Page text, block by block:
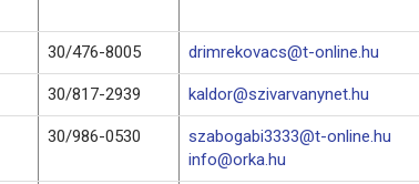
30/476-8005 drimrekovacs@t-online.hu
30/817-2939 kaldor@szivarvanynet.hu
30/986-0530
szabogabi3333@t-online.hu
info@orka.hu